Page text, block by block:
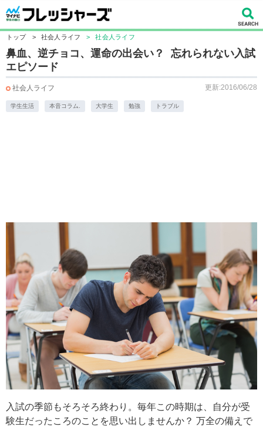
トップ > 社会人ライフ > 社会人ライフ
鼻血、逆チョコ、運命の出会い？ 忘れられない入試
エピソード
社会人ライフ 更新:2016/06/28
学生生活 本音コラム. 大学生 勉強 トラブル
入試の季節もそろそろ終わり。毎年この時期は、自分が受
験生だったころのことを思い出しませんか？ 万全の備えで